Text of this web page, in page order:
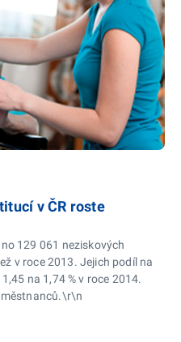
v ČR roste
129 061 neziskových
v roce 2013. Jejich podíl na
na 1,74 % v roce 2014.